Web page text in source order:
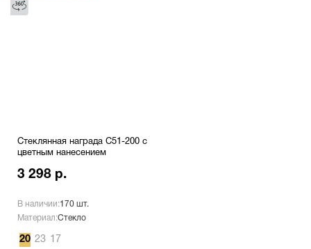
Стеклянная награда C51-200 с
цветным нанесением
3 298 р.
В наличии:170 шт.
Материал:Стекло
20 23 17